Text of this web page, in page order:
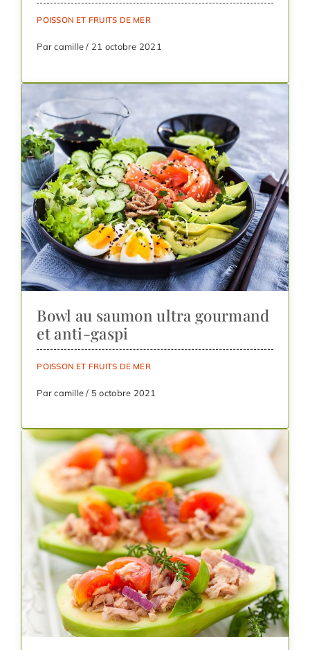
POISSON ET FRUITS DE MER
Par camille / 21 octobre 2021
Bowl au saumon ultra gourmand
et anti-gaspi
POISSON ET FRUITS DE MER
Par camille / 5 octobre 2021